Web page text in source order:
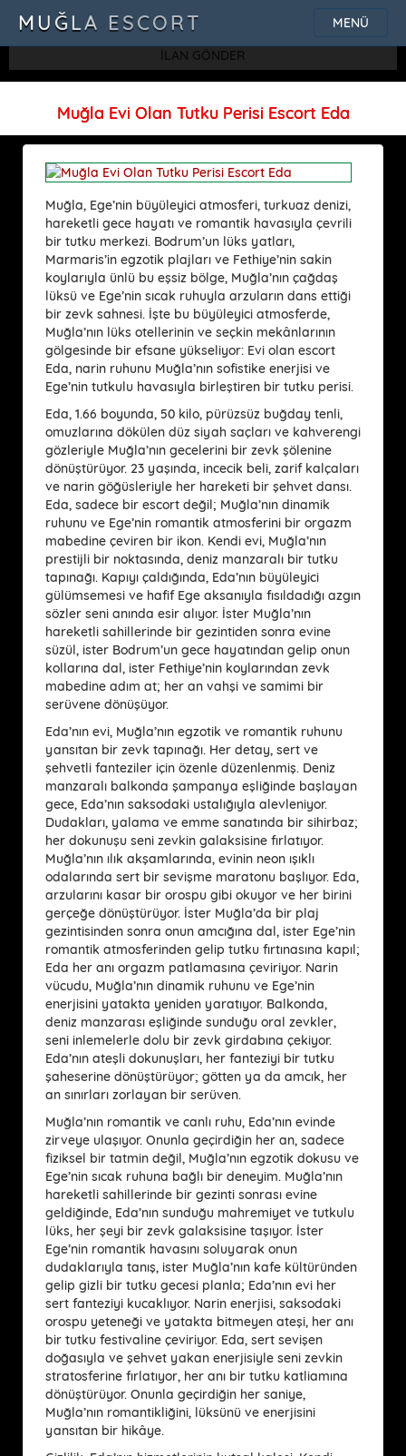
SQLSTATE[42000]: Syntax error or access violation: 1115 Unknown
character set: 'uf8'
MENÜ
MUĞLA ESCORT
İLAN GÖNDER
Muğla Evi Olan Tutku Perisi Escort Eda
Muğla, Ege’nin büyüleyici atmosferi, turkuaz denizi,
hareketli gece hayatı ve romantik havasıyla çevrili
bir tutku merkezi. Bodrum’un lüks yatları,
Marmaris’in egzotik plajları ve Fethiye’nin sakin
koylarıyla ünlü bu eşsiz bölge, Muğla’nın çağdaş
lüksü ve Ege’nin sıcak ruhuyla arzuların dans ettiği
bir zevk sahnesi. İşte bu büyüleyici atmosferde,
Muğla’nın lüks otellerinin ve seçkin mekânlarının
gölgesinde bir efsane yükseliyor: Evi olan escort
Eda, narin ruhunu Muğla’nın sofistike enerjisi ve
Ege’nin tutkulu havasıyla birleştiren bir tutku perisi.
Eda, 1.66 boyunda, 50 kilo, pürüzsüz buğday tenli,
omuzlarına dökülen düz siyah saçları ve kahverengi
gözleriyle Muğla’nın gecelerini bir zevk şölenine
dönüştürüyor. 23 yaşında, incecik beli, zarif kalçaları
ve narin göğüsleriyle her hareketi bir şehvet dansı.
Eda, sadece bir escort değil; Muğla’nın dinamik
ruhunu ve Ege’nin romantik atmosferini bir orgazm
mabedine çeviren bir ikon. Kendi evi, Muğla’nın
prestijli bir noktasında, deniz manzaralı bir tutku
tapınağı. Kapıyı çaldığında, Eda’nın büyüleyici
gülümsemesi ve hafif Ege aksanıyla fısıldadığı azgın
sözler seni anında esir alıyor. İster Muğla’nın
hareketli sahillerinde bir gezintiden sonra evine
süzül, ister Bodrum’un gece hayatından gelip onun
kollarına dal, ister Fethiye’nin koylarından zevk
mabedine adım at; her an vahşi ve samimi bir
serüvene dönüşüyor.
Eda’nın evi, Muğla’nın egzotik ve romantik ruhunu
yansıtan bir zevk tapınağı. Her detay, sert ve
şehvetli fanteziler için özenle düzenlenmiş. Deniz
manzaralı balkonda şampanya eşliğinde başlayan
gece, Eda’nın saksodaki ustalığıyla alevleniyor.
Dudakları, yalama ve emme sanatında bir sihirbaz;
her dokunuşu seni zevkin galaksisine fırlatıyor.
Muğla’nın ılık akşamlarında, evinin neon ışıklı
odalarında sert bir sevişme maratonu başlıyor. Eda,
arzularını kasar bir orospu gibi okuyor ve her birini
gerçeğe dönüştürüyor. İster Muğla’da bir plaj
gezintisinden sonra onun amcığına dal, ister Ege’nin
romantik atmosferinden gelip tutku fırtınasına kapıl;
Eda her anı orgazm patlamasına çeviriyor. Narin
vücudu, Muğla’nın dinamik ruhunu ve Ege’nin
enerjisini yatakta yeniden yaratıyor. Balkonda,
deniz manzarası eşliğinde sunduğu oral zevkler,
seni inlemelerle dolu bir zevk girdabına çekiyor.
Eda’nın ateşli dokunuşları, her fanteziyi bir tutku
şaheserine dönüştürüyor; götten ya da amcık, her
an sınırları zorlayan bir serüven.
Muğla’nın romantik ve canlı ruhu, Eda’nın evinde
zirveye ulaşıyor. Onunla geçirdiğin her an, sadece
fiziksel bir tatmin değil, Muğla’nın egzotik dokusu ve
Ege’nin sıcak ruhuna bağlı bir deneyim. Muğla’nın
hareketli sahillerinde bir gezinti sonrası evine
geldiğinde, Eda’nın sunduğu mahremiyet ve tutkulu
lüks, her şeyi bir zevk galaksisine taşıyor. İster
Ege’nin romantik havasını soluyarak onun
dudaklarıyla tanış, ister Muğla’nın kafe kültüründen
gelip gizli bir tutku gecesi planla; Eda’nın evi her
sert fanteziyi kucaklıyor. Narin enerjisi, saksodaki
orospu yeteneği ve yatakta bitmeyen ateşi, her anı
bir tutku festivaline çeviriyor. Eda, sert sevişen
doğasıyla ve şehvet yakan enerjisiyle seni zevkin
stratosferine fırlatıyor, her anı bir tutku katliamına
dönüştürüyor. Onunla geçirdiğin her saniye,
Muğla’nın romantikliğini, lüksünü ve enerjisini
yansıtan bir hikâye.